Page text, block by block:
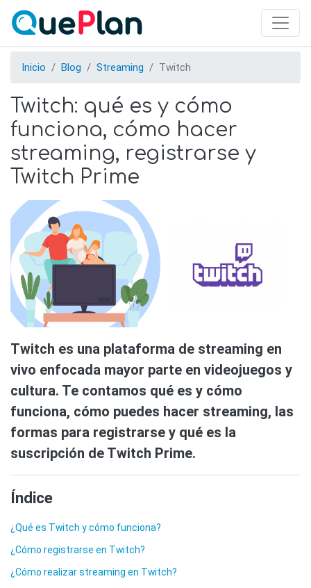
Inicio Blog Streaming Twitch
Twitch: qué es y cómo
funciona, cómo hacer
streaming, registrarse y
Twitch Prime
Twitch es una plataforma de streaming en
vivo enfocada mayor parte en videojuegos y
cultura. Te contamos qué es y cómo
funciona, cómo puedes hacer streaming, las
formas para registrarse y qué es la
suscripción de Twitch Prime.
Índice
¿Qué es Twitch y cómo funciona?
¿Cómo registrarse en Twitch?
¿Cómo realizar streaming en Twitch?